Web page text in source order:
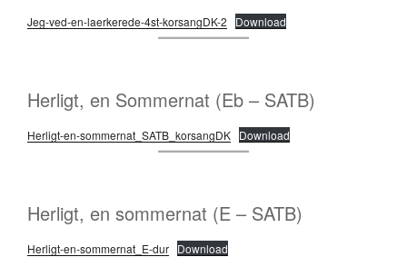
Jeg-ved-en-laerkerede-4st-korsangDK-2 Download
Herligt, en Sommernat (Eb – SATB)
Herligt-en-sommernat_SATB_korsangDK Download
Herligt, en sommernat (E – SATB)
Herligt-en-sommernat_E-dur Download